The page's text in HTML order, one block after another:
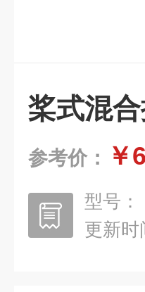
桨式混
参考价： ￥
型号：
更新时